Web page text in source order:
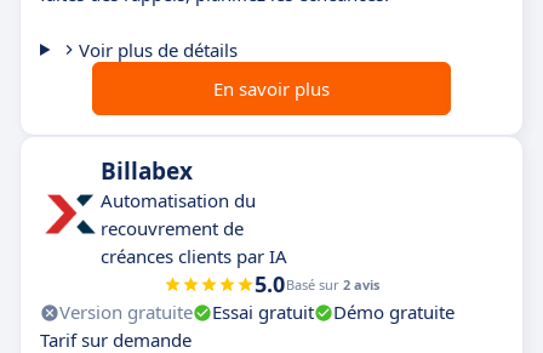
Voir plus de détails
En savoir plus
Billabex
Automatisation du
recouvrement de
créances clients par IA
5.0Basé sur 2 avis
Version gratuite Essai gratuit
Démo gratuite
Tarif sur demande